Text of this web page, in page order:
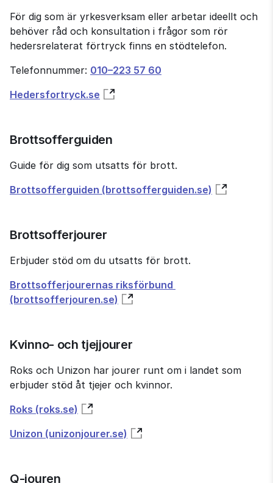
För dig som är yrkesverksam eller arbetar ideellt och
behöver råd och konsultation i frågor som rör
heders­relaterat förtryck finns en stödtelefon.
Telefonnummer: 010–223 57 60
Hedersfortryck.se
Brottsofferguiden
Guide för dig som utsatts för brott.
Brottsofferguiden (brottsofferguiden.se)
Brottsofferjourer
Erbjuder stöd om du utsatts för brott.
Brottsofferjourernas riksförbund
(brottsofferjouren.se)
Kvinno- och tjejjourer
Roks och Unizon har jourer runt om i landet som
erbjuder stöd åt tjejer och kvinnor.
Roks (roks.se)
Unizon (unizonjourer.se)
Q-jouren